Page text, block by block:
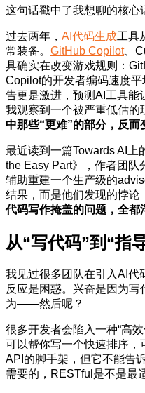
这句话戳中了我想聊的核心
过去两年， AI代码生成工具
常装备。 GitHub Copilot、
具确实在改变游戏规则：
Copilot的开发者编码速度
告更是激进，预测AI工具能
我观察到一个被严重低估的
中那些“更难”的部分，反而
最近读到一篇Towards AI上
the Easy Part》，作者团
辅助重建一个生产级的
结果，而是他们发现的悖论
代码写作掩盖的问题，全都
从“写代码”到“指
我见过很多团队在引入AI代
反应是困惑。兴奋是因为写
为——然后呢？
很多开发者会陷入一种“高
可以帮你写一个快速排序，
API的脚手架，但它不能告
需要的，RESTful是不是最